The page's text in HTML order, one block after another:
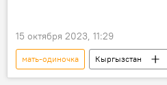
15 октября 2023, 11:29
мать-одиночка Кыргызстан
выпускники
школа